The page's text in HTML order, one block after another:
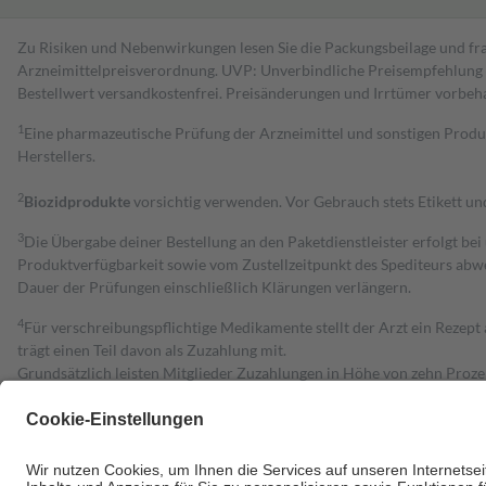
Zu Risiken und Nebenwirkungen lesen Sie die Packungsbeilage
Arzneimittelpreisverordnung. UVP: Unverbindliche Preisempfehlung
Bestell­wert versand­kosten­frei. Preisänderungen und Irrtümer
1 Eine pharmazeutische Prüfung der Arzneimittel und sonstigen
Herstellers.
2Biozidproduktevorsichtig verwenden. Vor Gebrauch stets Etikett
3Die Übergabe deiner Bestellung an den Paketdienstleister erfolgt
Produktverfügbarkeit sowie vom Zustellzeitpunkt des Spediteurs
Dauer der Prüfungen einschließlich Klärungen verlängern.
4Für verschreibungspflichtige Medikamente stellt der Arzt ein
trägt einen Teil davon als Zuzahlung mit.
Grundsätzlich leisten Mitglieder Zuzahlungen in Höhe von zehn
Diese Regeln gelten grundsätzlich auch für Online-Apotheken.
Um das Engagement der Versicherten für ihre eigene Gesundheit